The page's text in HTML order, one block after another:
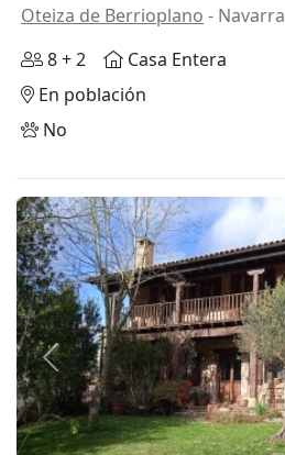
Oteiza de Berrioplano - Navarra
8 + 2
Casa Entera
En población
No
Anterior